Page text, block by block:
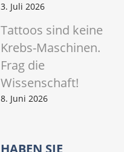
3. Juli 2026
Tattoos sind keine
Krebs-Maschinen.
Frag die
Wissenschaft!
8. Juni 2026
HABEN SIE